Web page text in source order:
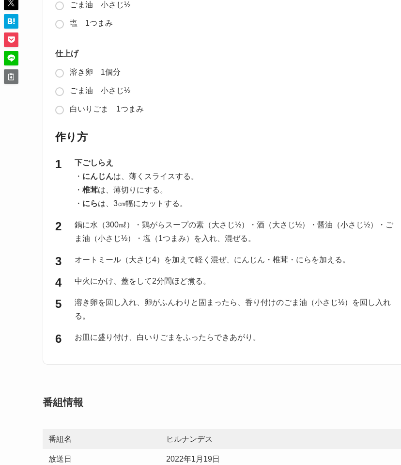
ごま油 小さじ½
塩 1つまみ
仕上げ
溶き卵 1個分
ごま油 小さじ½
白いりごま 1つまみ
作り方
下ごしらえ
・ にんじんは、薄くスライスする。
・ 椎茸は、薄切りにする。
・ にらは、3㎝幅にカットする。
鍋に水（300㎖）・鶏がらスープの素（大さじ½）・酒（大さじ½）・醤油（小さじ½）・ご
ま油（小さじ½）・塩（1つまみ）を入れ、混ぜる。
オートミール（大さじ4）を加えて軽く混ぜ、にんじん・椎茸・にらを加える。
中火にかけ、蓋をして2分間ほど煮る。
溶き卵を回し入れ、卵がふんわりと固まったら、香り付けのごま油（小さじ½）を回し入れ
る。
お皿に盛り付け、白いりごまをふったらできあがり。
番組情報
番組名 ヒルナンデス
放送日 2022年1月19日